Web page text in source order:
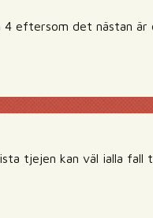
eftersom det nästan är
tjejen kan väl ialla